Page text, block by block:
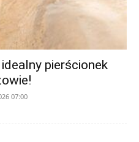
pierścionek
07:00